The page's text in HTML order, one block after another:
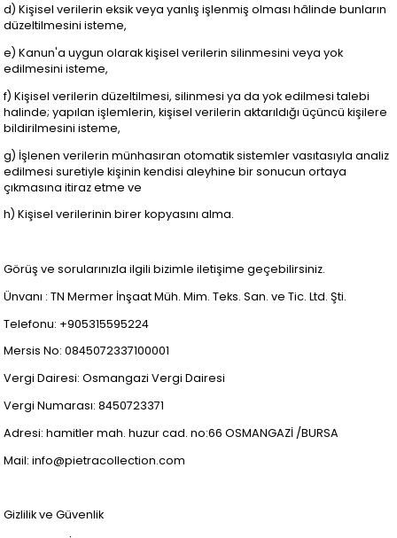
d) Kişisel verilerin eksik veya yanlış işlenmiş olması hâlinde bunların
düzeltilmesini isteme,
e) Kanun'a uygun olarak kişisel verilerin silinmesini veya yok
edilmesini isteme,
f) Kişisel verilerin düzeltilmesi, silinmesi ya da yok edilmesi talebi
halinde; yapılan işlemlerin, kişisel verilerin aktarıldığı üçüncü kişilere
bildirilmesini isteme,
g) İşlenen verilerin münhasıran otomatik sistemler vasıtasıyla analiz
edilmesi suretiyle kişinin kendisi aleyhine bir sonucun ortaya
çıkmasına itiraz etme ve
h) Kişisel verilerinin birer kopyasını alma.
Görüş ve sorularınızla ilgili bizimle iletişime geçebilirsiniz.
Ünvanı : TN Mermer İnşaat Müh. Mim. Teks. San. ve Tic. Ltd. Şti.
Telefonu: +905315595224
Mersis No: 0845072337100001
Vergi Dairesi: Osmangazi Vergi Dairesi
Vergi Numarası: 8450723371
Adresi: hamitler mah. huzur cad. no:66 OSMANGAZİ /BURSA
Mail:info@pietracollection.com
Gizlilik ve Güvenlik